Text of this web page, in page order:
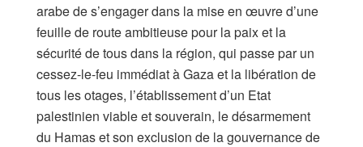
arabe de s’engager dans la mise en œuvre d’une
feuille de route ambitieuse pour la paix et la
sécurité de tous dans la région, qui passe par un
cessez-le-feu immédiat à Gaza et la libération de
tous les otages, l’établissement d’un Etat
palestinien viable et souverain, le désarmement
du Hamas et son exclusion de la gouvernance de